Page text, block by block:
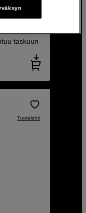
taskuun
Tuotelehti